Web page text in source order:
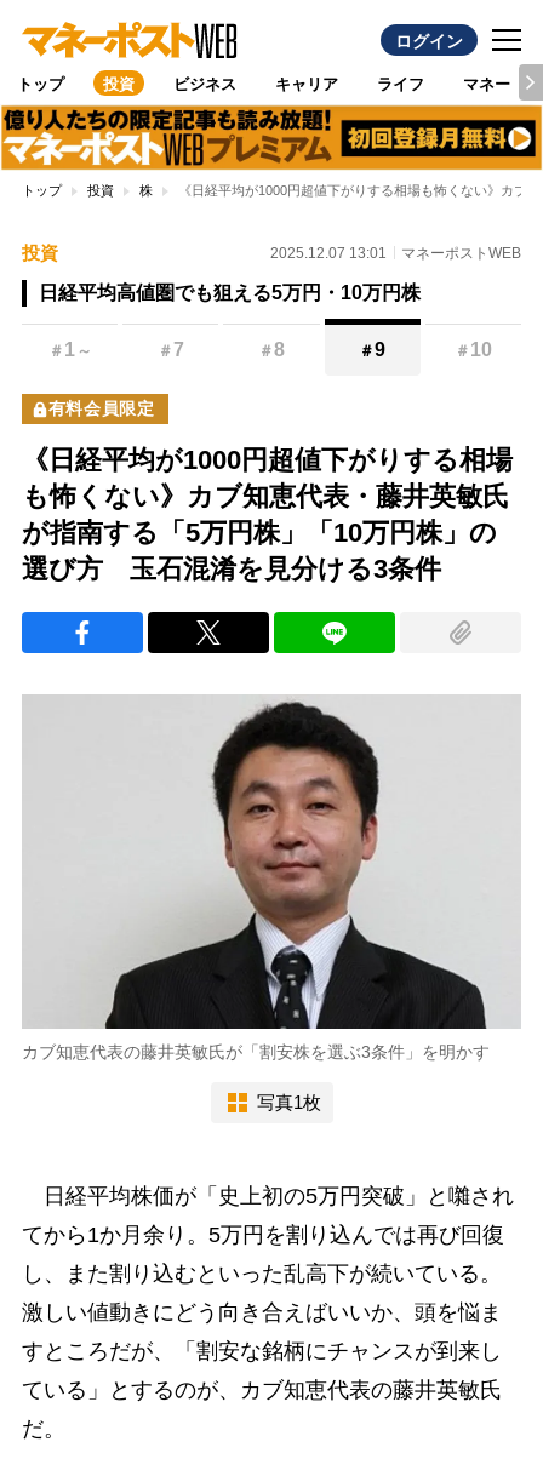
ログイン
トップ 投資 ビジネス キャリア ライフ マネー
トップ 投資 株 《日経平均が1000円超値下がりする相場も怖くない》カ
投資 2025.12.07 13:01 マネーポストWEB
日経平均高値圏でも狙える5万円・10万円株
＃ 1 ～ ＃7 ＃8 ＃9 ＃ 10
有料会員限定
《日経平均が1000円超値下がりする相場
も怖くない》カブ知恵代表・藤井英敏氏
が指南する「5万円株」「10万円株」の
選び方 玉石混淆を見分ける3条件
カブ知恵代表の藤井英敏氏が「割安株を選ぶ3条件」を明かす
写真1枚
日経平均株価が「史上初の5万円突破」と囃され
てから1か月余り。5万円を割り込んでは再び回復
し、また割り込むといった乱高下が続いている。
激しい値動きにどう向き合えばいいか、頭を悩ま
すところだが、「割安な銘柄にチャンスが到来し
ている」とするのが、カブ知恵代表の藤井英敏氏
だ。